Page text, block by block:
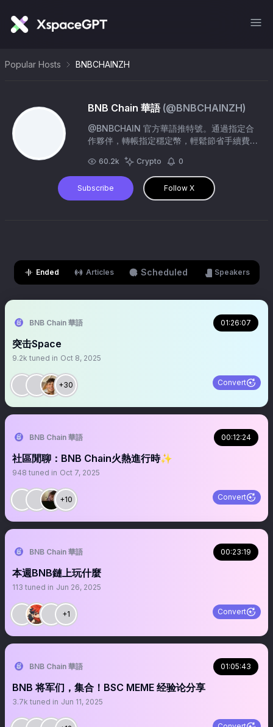
Popular Hosts BNBCHAINZH
BNB Chain 華語(@BNBCHAINZH)
@BNBCHAIN 官方華語推特號。通過指定合
作夥伴，轉帳指定穩定幣，輕鬆節省手續費
60.2k Crypto 0
Subscribe Follow X
Ended Articles Scheduled Speakers
BNB Chain 華語 01:26:07
突击Space
9.2k tuned in Oct 8, 2025
+30 Convert
BNB Chain 華語 00:12:24
社區閒聊：BNB Chain火熱進行時✨
948 tuned in Oct 7, 2025
+10 Convert
BNB Chain 華語 00:23:19
本週BNB鏈上玩什麼
113 tuned in Jun 26, 2025
+1 Convert
BNB Chain 華語 01:05:43
BNB 将军们，集合！BSC MEME 经验论分享
3.7k tuned in Jun 11, 2025